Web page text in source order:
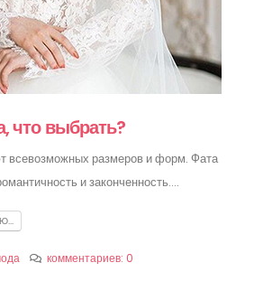
что выбрать?
размеров и форм. Фата
и законченность....
комментариев: 0